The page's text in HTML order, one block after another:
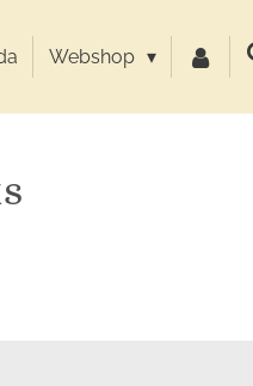
Webshop